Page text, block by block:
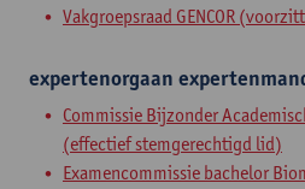
Vakgroepsraad GENCOR
expertenorgaan
Commissie Bijzonder
(effectief stemgerechtigd lid)
Examencommissie bachelor